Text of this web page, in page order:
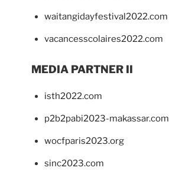
waitangidayfestival2022.com
vacancesscolaires2022.com
MEDIA PARTNER II
isth2022.com
p2b2pabi2023-makassar.com
wocfparis2023.org
sinc2023.com